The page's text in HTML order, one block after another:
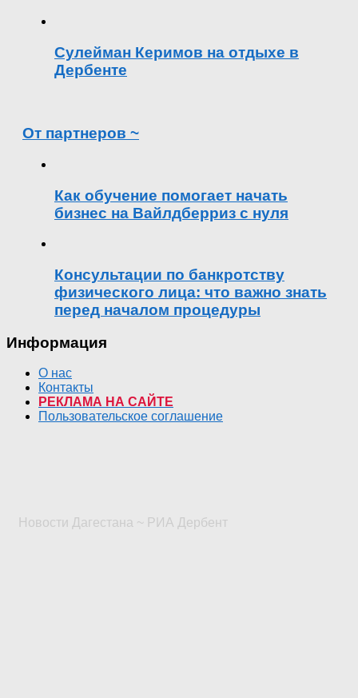
Сулейман Керимов на отдыхе в
Дербенте
От партнеров ~
Как обучение помогает начать
бизнес на Вайлдберриз с нуля
Консультации по банкротству
физического лица: что важно знать
перед началом процедуры
Информация
О нас
Контакты
РЕКЛАМА НА САЙТЕ
Пользовательское соглашение
Новости Дагестана ~ РИА Дербент